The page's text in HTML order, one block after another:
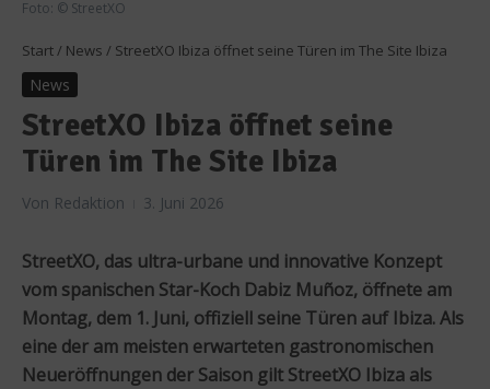
Foto: © StreetXO
Start / News / StreetXO Ibiza öffnet seine Türen im The Site Ibiza
News
StreetXO Ibiza öffnet seine
Türen im The Site Ibiza
Von Redaktion 3. Juni 2026
StreetXO, das ultra-urbane und innovative Konzept
vom spanischen Star-Koch Dabiz Muñoz, öffnete am
Montag, dem 1. Juni, offiziell seine Türen auf Ibiza. Als
eine der am meisten erwarteten gastronomischen
Neueröffnungen der Saison gilt StreetXO Ibiza als